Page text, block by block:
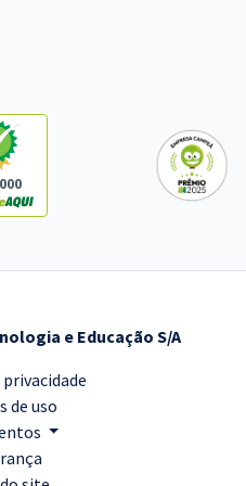
e Educação S/A
de uso